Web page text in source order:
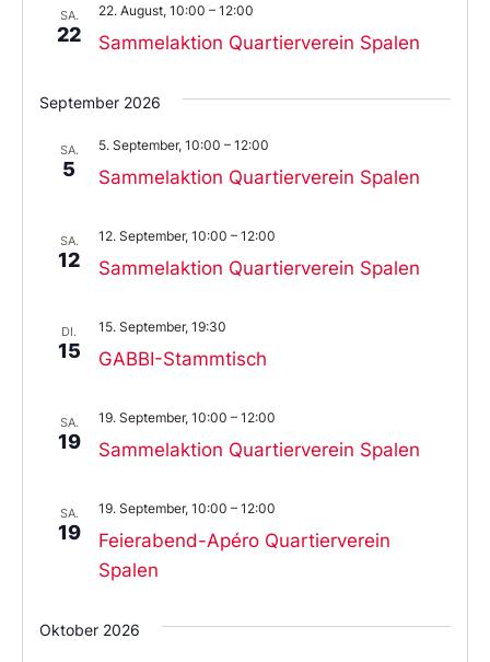
SA.
22 Sammelaktion Quartierverein Spalen
22. August, 10:00 – 12:00
September 2026
SA.
5 Sammelaktion Quartierverein Spalen
5. September, 10:00 – 12:00
SA.
12 Sammelaktion Quartierverein Spalen
12. September, 10:00 – 12:00
DI.
15 GABBI-Stammtisch
15. September, 19:30
SA.
19 Sammelaktion Quartierverein Spalen
19. September, 10:00 – 12:00
SA.
19
Feierabend-Apéro Quartierverein
Spalen
19. September, 10:00 – 12:00
Oktober 2026